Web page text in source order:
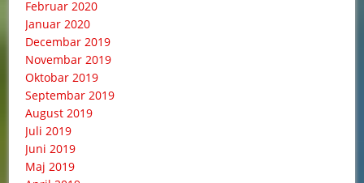
Februar 2020
Januar 2020
Decembar 2019
Novembar 2019
Oktobar 2019
Septembar 2019
August 2019
Juli 2019
Juni 2019
Maj 2019